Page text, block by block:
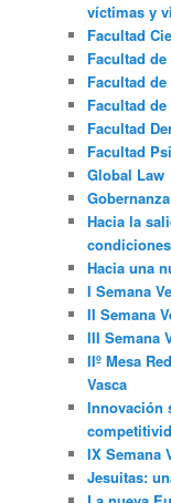
víctimas y
Facultad
Facultad
Facultad
Facultad
Facultad
Facultad
Global Law
Hacia la
Hacia una
I Semana
II Semana
III Semana
IIº Mesa
Vasca
Innovación
IX Semana
Jesuitas: